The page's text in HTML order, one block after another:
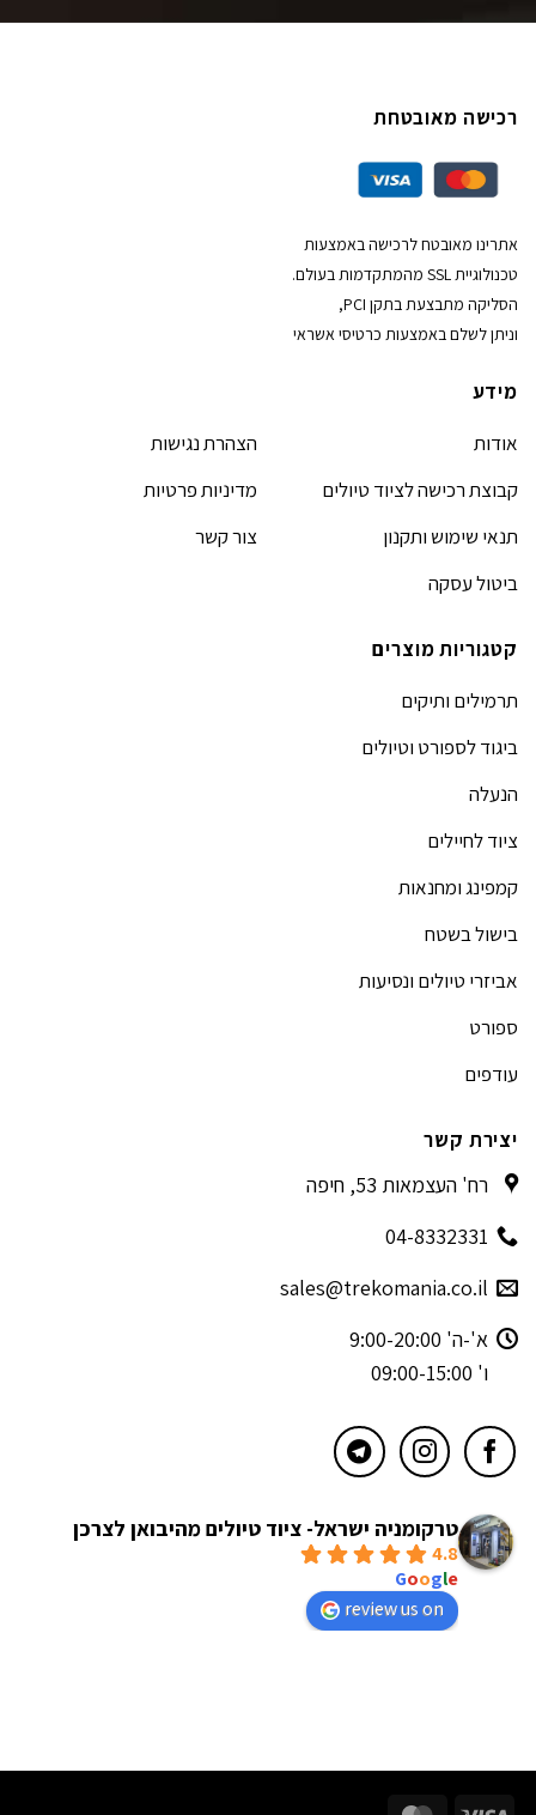
רכישה מאובטחת
אתרינו מאובטח לרכישה באמצעות
טכנולוגיית SSL מהמתקדמות בעולם.
הסליקה מתבצעת בתקן PCI,
וניתן לשלם באמצעות כרטיסי אשראי
מידע
אודות
קבוצת רכישה לציוד טיולים
תנאי שימוש ותקנון
ביטול עסקה
הצהרת נגישות
מדיניות פרטיות
צור קשר
קטגוריות מוצרים
תרמילים ותיקים
ביגוד לספורט וטיולים
הנעלה
ציוד לחיילים
קמפינג ומחנאות
בישול בשטח
אביזרי טיולים ונסיעות
ספורט
עודפים
יצירת קשר
רח' העצמאות 53, חיפה
04-8332331
sales@trekomania.co.il
א'-ה' 9:00-20:00
ו' 09:00-15:00
טרקומניה ישראל- ציוד טיולים מהיבואן לצרכן
4.8
Google
review us on